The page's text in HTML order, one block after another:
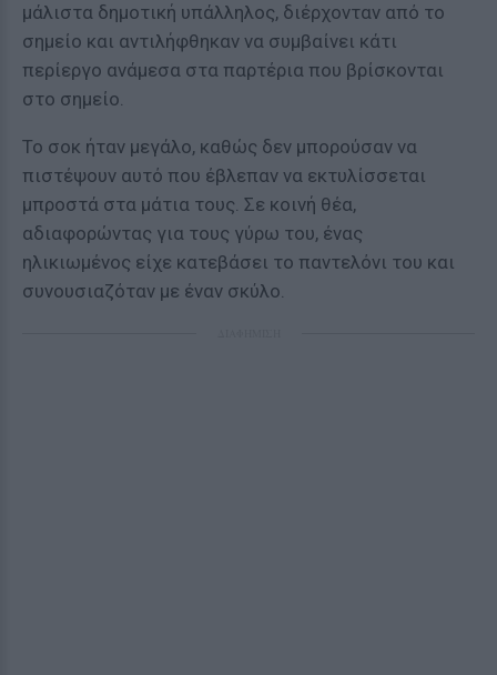
μάλιστα δημοτική υπάλληλος, διέρχονταν από το
σημείο και αντιλήφθηκαν να συμβαίνει κάτι
περίεργο ανάμεσα στα παρτέρια που βρίσκονται
στο σημείο.
Το σοκ ήταν μεγάλο, καθώς δεν μπορούσαν να
πιστέψουν αυτό που έβλεπαν να εκτυλίσσεται
μπροστά στα μάτια τους. Σε κοινή θέα,
αδιαφορώντας για τους γύρω του, ένας
ηλικιωμένος είχε κατεβάσει το παντελόνι του και
συνουσιαζόταν με έναν σκύλο.